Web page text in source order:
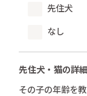
先住犬
なし
先住犬・猫の詳細
その子の年齢を教